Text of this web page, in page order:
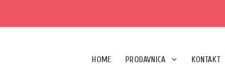
HOME PRODAVNICA KONTAKT